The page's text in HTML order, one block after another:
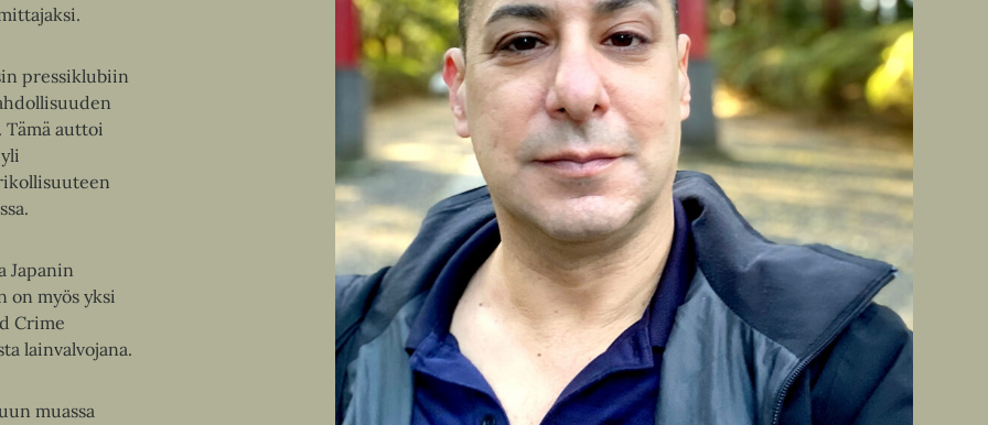
pressiklubiin
auttoi
Japanin
on myös yksi
Crime
lainvalvojana.
muassa